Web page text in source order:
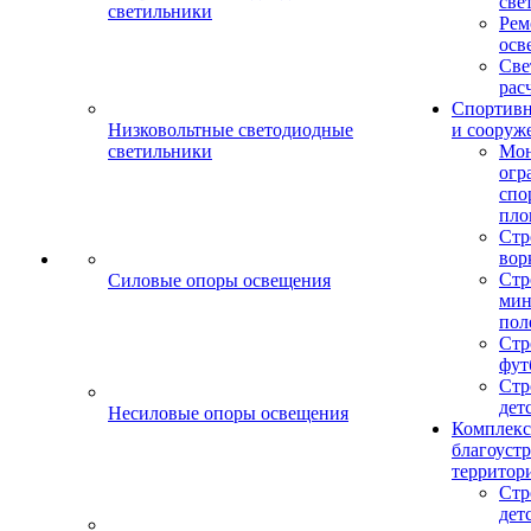
светильники
Низковольтные светодиодные
светильники
Силовые опоры освещения
Несиловые опоры освещения
и